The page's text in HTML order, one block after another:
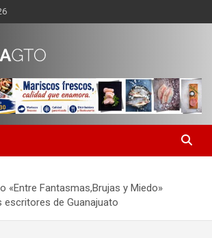
GUANAJUATO
«Entre Fantasmas,Brujas y Miedo»
escritores de Guanajuato